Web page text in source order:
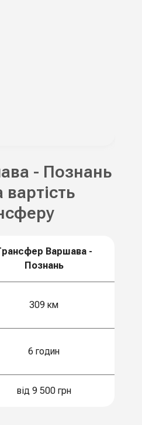
- Познань
вартість
Варшава -
Познань
309 км
6 годин
від 9 500 грн